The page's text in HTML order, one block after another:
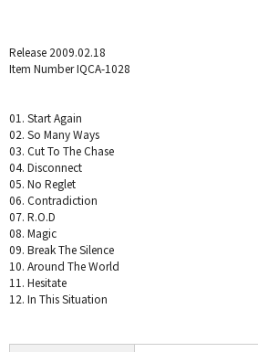
Release 2009.02.18
Item Number IQCA-1028
01. Start Again
02. So Many Ways
03. Cut To The Chase
04. Disconnect
05. No Reglet
06. Contradiction
07. R.O.D
08. Magic
09. Break The Silence
10. Around The World
11. Hesitate
12. In This Situation